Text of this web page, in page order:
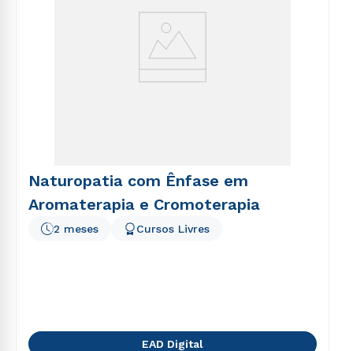
Naturopatia com Ênfase em
Aromaterapia e Cromoterapia
2 meses Cursos Livres
EAD Digital